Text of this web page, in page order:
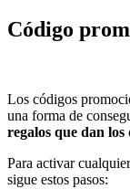
Código
Los códigos
una forma de
regalos que dan
Para activar
sigue estos pasos: